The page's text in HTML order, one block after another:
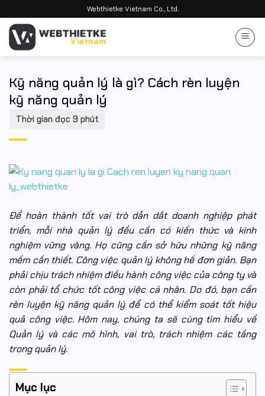
qua
dung
Webthietke Vietnam Co., Ltd.
Kỹ năng quản lý là gì? Cách rèn luyện
kỹ năng quản lý
Để hoàn thành tốt vai trò dẫn dắt doanh nghiệp phát
triển, mỗi nhà quản lý đều cần có kiến thức và kinh
nghiệm vững vàng. Họ cũng cần sở hữu những kỹ năng
mềm cần thiết. Công việc quản lý không hề đơn giản. Bạn
phải chịu trách nhiệm điều hành công việc của công ty và
còn phải tổ chức tốt công việc cá nhân. Do đó, bạn cần
rèn luyện kỹ năng quản lý để có thể kiểm soát tốt hiệu
quả công việc. Hôm nay, chúng ta sẽ cùng tìm hiểu về
Quản lý và các mô hình, vai trò, trách nhiệm các tầng
trong quản lý.
Mục lục